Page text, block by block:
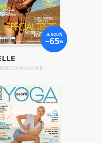
JUSQU'À
-65%